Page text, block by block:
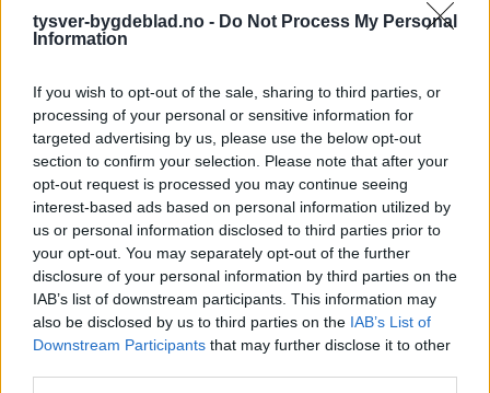
tysver-bygdeblad.no - Do Not Process My Personal
Information
If you wish to opt-out of the sale, sharing to third parties, or
processing of your personal or sensitive information for
targeted advertising by us, please use the below opt-out
section to confirm your selection. Please note that after your
opt-out request is processed you may continue seeing
interest-based ads based on personal information utilized by
us or personal information disclosed to third parties prior to
your opt-out. You may separately opt-out of the further
disclosure of your personal information by third parties on the
IAB’s list of downstream participants. This information may
also be disclosed by us to third parties on the IAB’s List of
Downstream Participants that may further disclose it to other